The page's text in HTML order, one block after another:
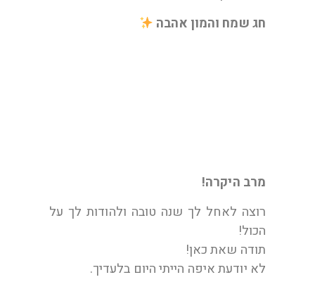
חג שמח והמון אהבה
מרב היקרה!
רוצה לאחל לך שנה טובה ולהודות לך על
הכול!
תודה שאת כאן!
לא יודעת איפה הייתי היום בלעדיך.